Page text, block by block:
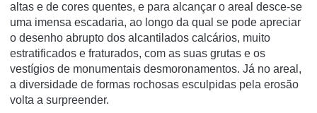
altas e de cores quentes, e para alcançar o areal desce-se
uma imensa escadaria, ao longo da qual se pode apreciar
o desenho abrupto dos alcantilados calcários, muito
estratificados e fraturados, com as suas grutas e os
vestígios de monumentais desmoronamentos. Já no areal,
a diversidade de formas rochosas esculpidas pela erosão
volta a surpreender.